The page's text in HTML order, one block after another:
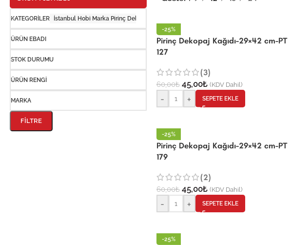
KATEGORILER İstanbul Hobi Marka Pirinç Dekopaj Kağıtları
ÜRÜN EBADI
STOK DURUMU
ÜRÜN RENGI
MARKA
FILTRE
-25%
Pirinç Dekopaj Kağıdı-29×42 cm-PT
127
(3)
60,00₺ 45,00₺ (KDV Dahil)
- + SEPETE EKLE
-25%
Pirinç Dekopaj Kağıdı-29×42 cm-PT
179
(2)
60,00₺ 45,00₺ (KDV Dahil)
- + SEPETE EKLE
-25%